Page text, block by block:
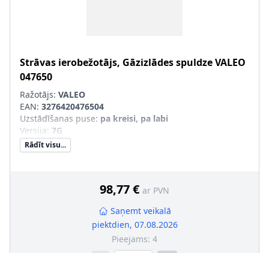
Strāvas ierobežotājs, Gāzizlādes spuldzeVALEO
047650
Ražotājs: VALEO
EAN: 3276420476504
Uzstādīšanas puse: pa kreisi, pa labi
Versija: 7G
Rādīt visu...
98,77 € ar PVN
Saņemt veikalā
piektdien, 07.08.2026
Pieejams: 4